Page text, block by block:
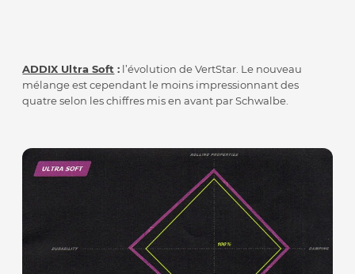
ADDIX Ultra Soft : l’évolution de VertStar. Le nouveau
mélange est cependant le moins impressionnant des
quatre selon les chiffres mis en avant par Schwalbe.